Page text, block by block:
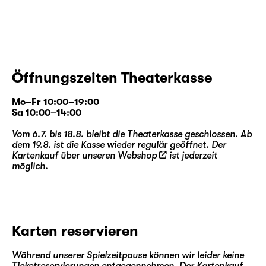
Enrico Lübbeinszeniert Tschechows Drama
noch einmal im Team mit Bühnenbildner
Etienne Pluss
Deigner . Seit 2013 entstanden in dieser
Zusammenarbeit am Schauspiel Leipzig
Inszenierungen, die das Haus prägten, wie
etwa „
Opera House Covent Garden London oder
Deigner entwarf Kostümbilder für die Oper
Öffnungszeiten Theaterkasse
Mo–Fr 10:00–19:00
Sa 10:00–14:00
Vom 6.7. bis 18.8. bleibt die Theaterkasse geschlossen. Ab
dem 19.8. ist die Kasse wieder regulär geöffnet. Der
Kartenkauf über unseren Webshop
ist jederzeit
möglich.
Karten reservieren
Während unserer Spielzeitpause können wir leider keine